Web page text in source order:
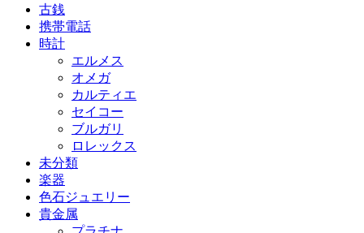
古銭
携帯電話
時計
エルメス
オメガ
カルティエ
セイコー
ブルガリ
ロレックス
未分類
楽器
色石ジュエリー
貴金属